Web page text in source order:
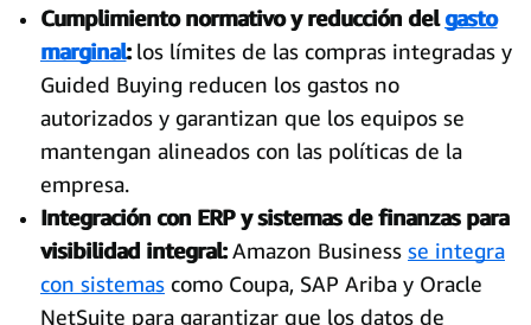
Cumplimiento normativo y reducción delgasto
marginal:los límites de las compras integradas y
Guided Buying reducen los gastos no
autorizados y garantizan que los equipos se
mantengan alineados con las políticas de la
empresa.
Integración con ERP y sistemas de finanzas para
visibilidad integral:Amazon Business se integra
con sistemas como Coupa, SAP Ariba y Oracle
NetSuite para garantizar que los datos de